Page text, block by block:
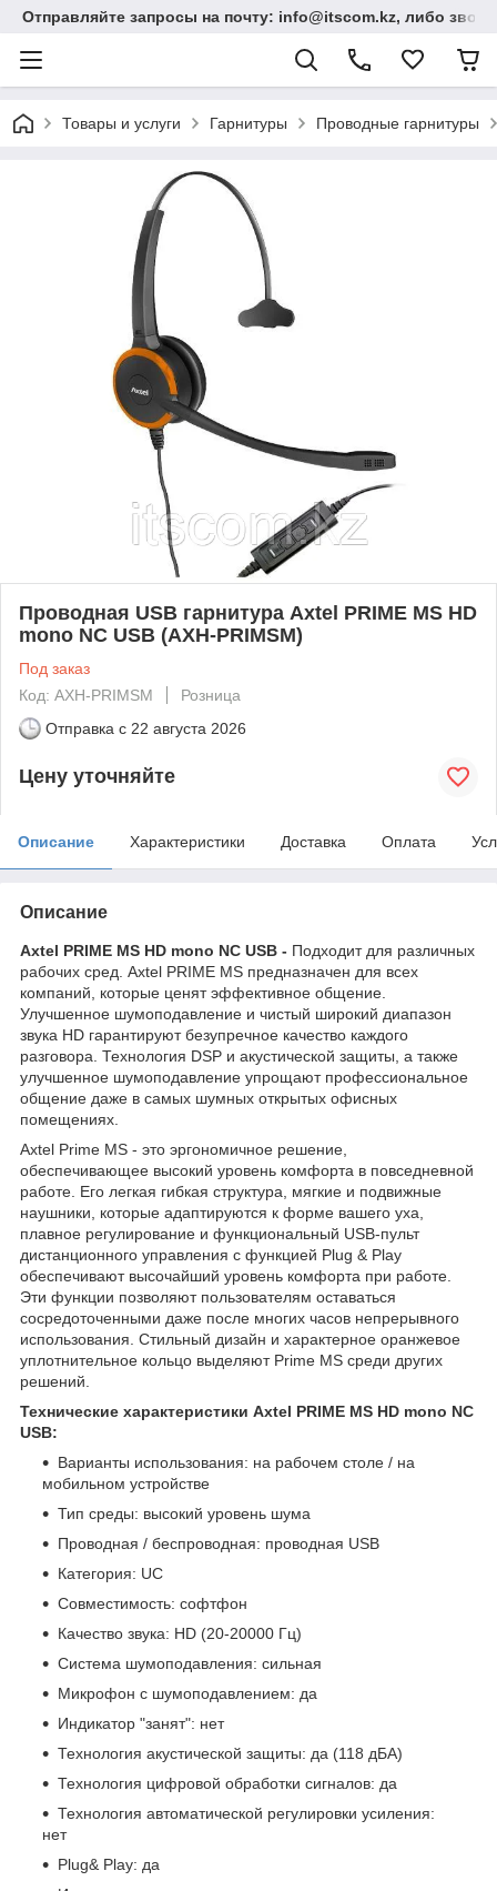
Отправляйте запросы на почту: info@itscom.kz, либо
Товары и услуги Гарнитуры Проводные гарнитуры
Проводная USB гарнитура Axtel PRIME MS HD
mono NC USB (AXH-PRIMSM)
Под заказ
Код: AXH-PRIMSM
Розница
Отправка с 22 августа 2026
Цену уточняйте
Описание Характеристики Доставка Оплата
Описание
Axtel PRIME MS HD mono NC USB - Подходит для различных
рабочих сред. Axtel PRIME MS предназначен для всех
компаний, которые ценят эффективное общение.
Улучшенное шумоподавление и чистый широкий диапазон
звука HD гарантируют безупречное качество каждого
разговора. Технология DSP и акустической защиты, а также
улучшенное шумоподавление упрощают профессиональное
общение даже в самых шумных открытых офисных
помещениях.
Axtel Prime MS - это эргономичное решение,
обеспечивающее высокий уровень комфорта в повседневной
работе. Его легкая гибкая структура, мягкие и подвижные
наушники, которые адаптируются к форме вашего уха,
плавное регулирование и функциональный USB-пульт
дистанционного управления с функцией Plug & Play
обеспечивают высочайший уровень комфорта при работе.
Эти функции позволяют пользователям оставаться
сосредоточенными даже после многих часов непрерывного
использования. Стильный дизайн и характерное оранжевое
уплотнительное кольцо выделяют Prime MS среди других
решений.
Технические характеристики Axtel PRIME MS HD mono NC
USB:
Варианты использования: на рабочем столе / на
мобильном устройстве
Тип среды: высокий уровень шума
Проводная / беспроводная: проводная USB
Категория: UC
Совместимость: софтфон
Качество звука: HD (20-20000 Гц)
Система шумоподавления: сильная
Микрофон с шумоподавлением: да
Индикатор "занят": нет
Технология акустической защиты: да (118 дБА)
Технология цифровой обработки сигналов: да
Технология автоматической регулировки усиления:
нет
Plug& Play: да